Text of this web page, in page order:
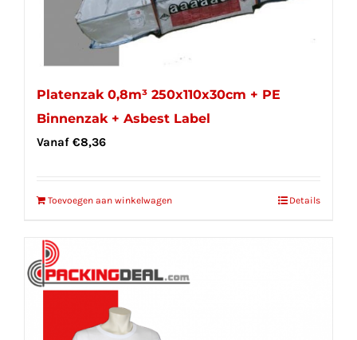
Platenzak 0,8m³ 250x110x30cm + PE
Binnenzak + Asbest Label
Vanaf €8,36
Toevoegen aan winkelwagen Details